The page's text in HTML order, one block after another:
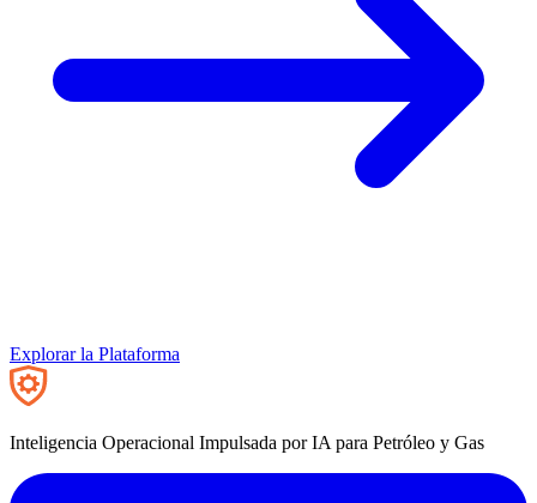
Explorar la Plataforma
Inteligencia Operacional Impulsada por IA para Petróleo y Gas